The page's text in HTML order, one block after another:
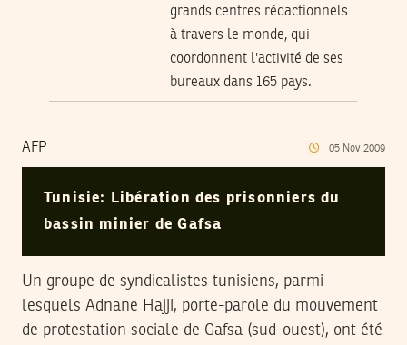
grands centres rédactionnels
à travers le monde, qui
coordonnent l'activité de ses
bureaux dans 165 pays.
AFP 05 Nov 2009
Tunisie: Libération des prisonniers du
bassin minier de Gafsa
Un groupe de syndicalistes tunisiens, parmi
lesquels Adnane Hajji, porte-parole du mouvement
de protestation sociale de Gafsa (sud-ouest), ont été